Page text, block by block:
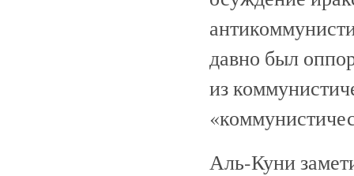
давно был
из
Аль-Куни